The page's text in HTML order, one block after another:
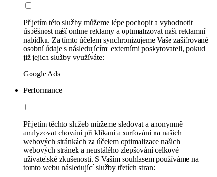
Přijetím této služby můžeme lépe pochopit a vyhodnotit
úspěšnost naší online reklamy a optimalizovat naši reklamní
nabídku. Za tímto účelem synchronizujeme Vaše zašifrované
osobní údaje s následujícími externími poskytovateli, pokud
již jejich služby využíváte:
Google Ads
Performance
Přijetím těchto služeb můžeme sledovat a anonymně
analyzovat chování při klikání a surfování na našich
webových stránkách za účelem optimalizace našich
webových stránek a neustálého zlepšování celkové
uživatelské zkušenosti. S Vaším souhlasem používáme na
tomto webu následující služby třetích stran: